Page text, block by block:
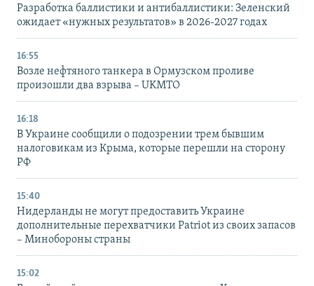
Разработка баллистики и антибаллистики: Зеленский
ожидает «нужных результатов» в 2026-2027 годах
16:55
Возле нефтяного танкера в Ормузском проливе
произошли два взрыва – UKMTO
16:18
В Украине сообщили о подозрении трем бывшим
налоговикам из Крыма, которые перешли на сторону
РФ
15:40
Нидерланды не могут предоставить Украине
дополнительные перехватчики Patriot из своих запасов
– Минобороны страны
15:02